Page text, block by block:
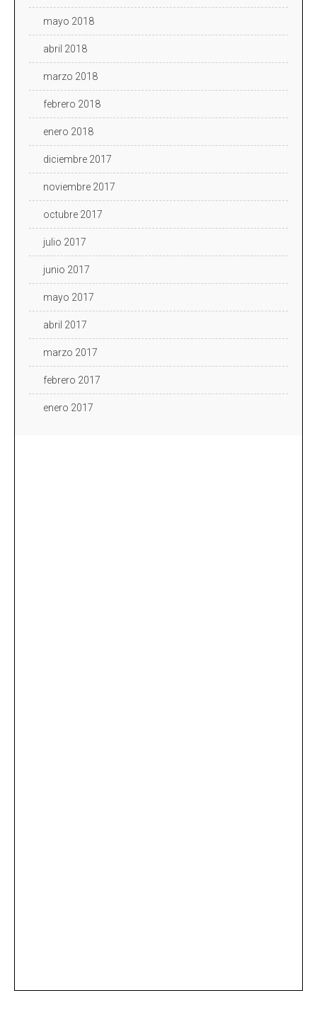
mayo 2018
abril 2018
marzo 2018
febrero 2018
enero 2018
diciembre 2017
noviembre 2017
octubre 2017
julio 2017
junio 2017
mayo 2017
abril 2017
marzo 2017
febrero 2017
enero 2017